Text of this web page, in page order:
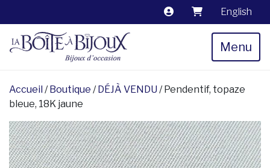
English
Menu
Accueil /Boutique /DÉJÀ VENDU / Pendentif, topaze
bleue, 18K jaune